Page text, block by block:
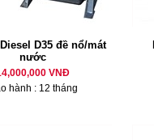
D35 đề nổ/mát
nước
VNĐ
hành : 12 tháng